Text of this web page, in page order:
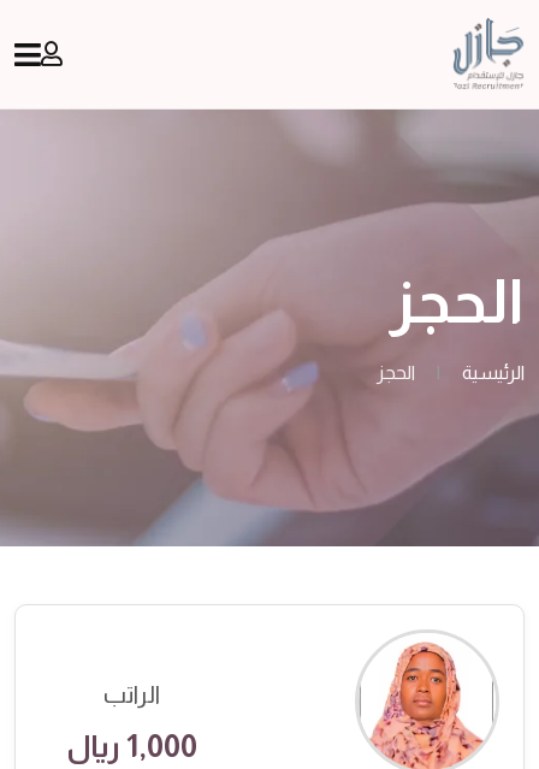
الحجز
الرئيسية | الحجز
الراتب
1,000 ريال